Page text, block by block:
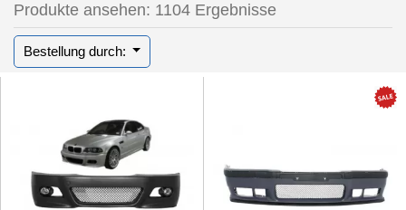
Produkte ansehen: 1104 Ergebnisse
Bestellung durch: